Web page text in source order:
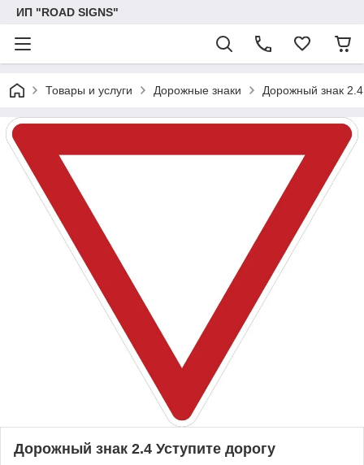
ИП "ROAD SIGNS"
Товары и услуги Дорожные знаки Дорожный знак 2.4
Дорожный знак 2.4 Уступите дорогу